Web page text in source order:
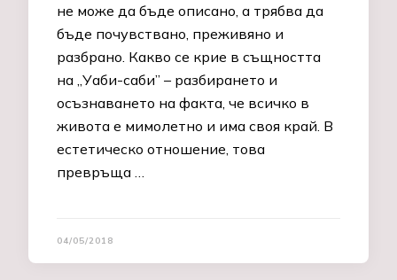
не може да бъде описано, а трябва да
бъде почувствано, преживяно и
разбрано. Какво се крие в същността
на „Уаби-саби” – разбирането и
осъзнаването на факта, че всичко в
живота е мимолетно и има своя край. В
естетическо отношение, това
превръща …
04/05/2018